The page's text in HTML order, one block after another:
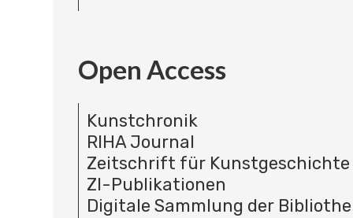
Open Access
Kunstchronik
RIHA Journal
Zeitschrift für Kunstgeschichte
ZI-Publikationen
Digitale Sammlung der